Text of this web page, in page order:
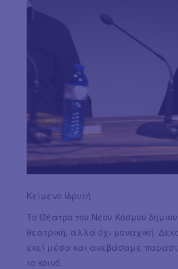
Κείμενο Ιδρυτή
Το Θέατρο του Νέου Κόσμου
θεατρική, αλλά όχι μοναχική.
εκεί μέσα και ανεβάσαμε
το κοινό.